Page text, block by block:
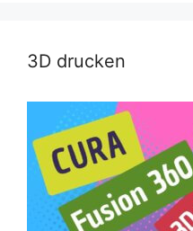
3D drucken